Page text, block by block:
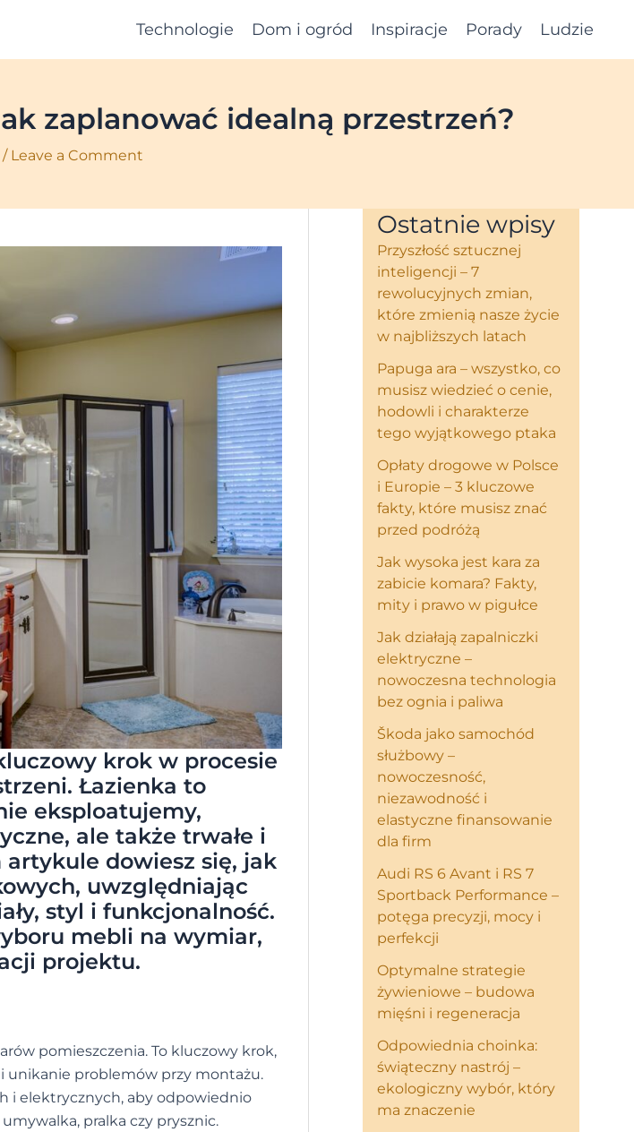
Technologie Dom i ogród Inspiracje Porady Ludzie
zaplanować idealną przestrzeń?
/ Leave a Comment
krok w procesie
Łazienka to
eksploatujemy,
ale także trwałe i
dowiesz się, jak
uwzględniając
styl i funkcjonalność.
mebli na wymiar,
projektu.
pomieszczenia. To kluczowy krok,
unikanie problemów przy montażu.
i elektrycznych, aby odpowiednio
pralka czy prysznic.
Ostatnie wpisy
Przyszłość sztucznej
inteligencji – 7
rewolucyjnych zmian,
które zmienią nasze życie
w najbliższych latach
Papuga ara – wszystko, co
musisz wiedzieć o cenie,
hodowli i charakterze
tego wyjątkowego ptaka
Opłaty drogowe w Polsce
i Europie – 3 kluczowe
fakty, które musisz znać
przed podróżą
Jak wysoka jest kara za
zabicie komara? Fakty,
mity i prawo w pigułce
Jak działają zapalniczki
elektryczne –
nowoczesna technologia
bez ognia i paliwa
Škoda jako samochód
służbowy –
nowoczesność,
niezawodność i
elastyczne finansowanie
dla firm
Audi RS 6 Avant i RS 7
Sportback Performance –
potęga precyzji, mocy i
perfekcji
Optymalne strategie
żywieniowe – budowa
mięśni i regeneracja
Odpowiednia choinka:
świąteczny nastrój –
ekologiczny wybór, który
ma znaczenie